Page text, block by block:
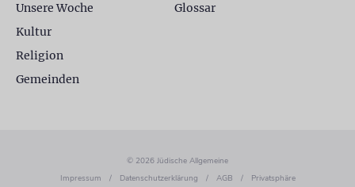
Unsere Woche
Kultur
Religion
Gemeinden
Glossar
© 2026 Jüdische Allgemeine
Impressum
/ Datenschutzerklärung / AGB / Privatsphäre